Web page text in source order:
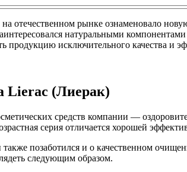
на отечественном рынке ознаменовало
натуральными
продукцию исключительного качества и
Lierac (Лиерак)
средств компании —
серия отличается хорошей
позаботился и о качественном
следующим образом.